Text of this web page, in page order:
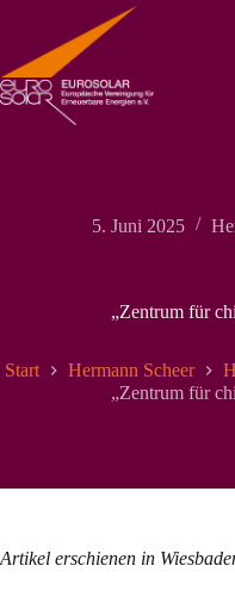
springen
5. Juni 2025
„Zentrum für
Start Hermann Scheer
„Zentrum für
Artikel erschienen in